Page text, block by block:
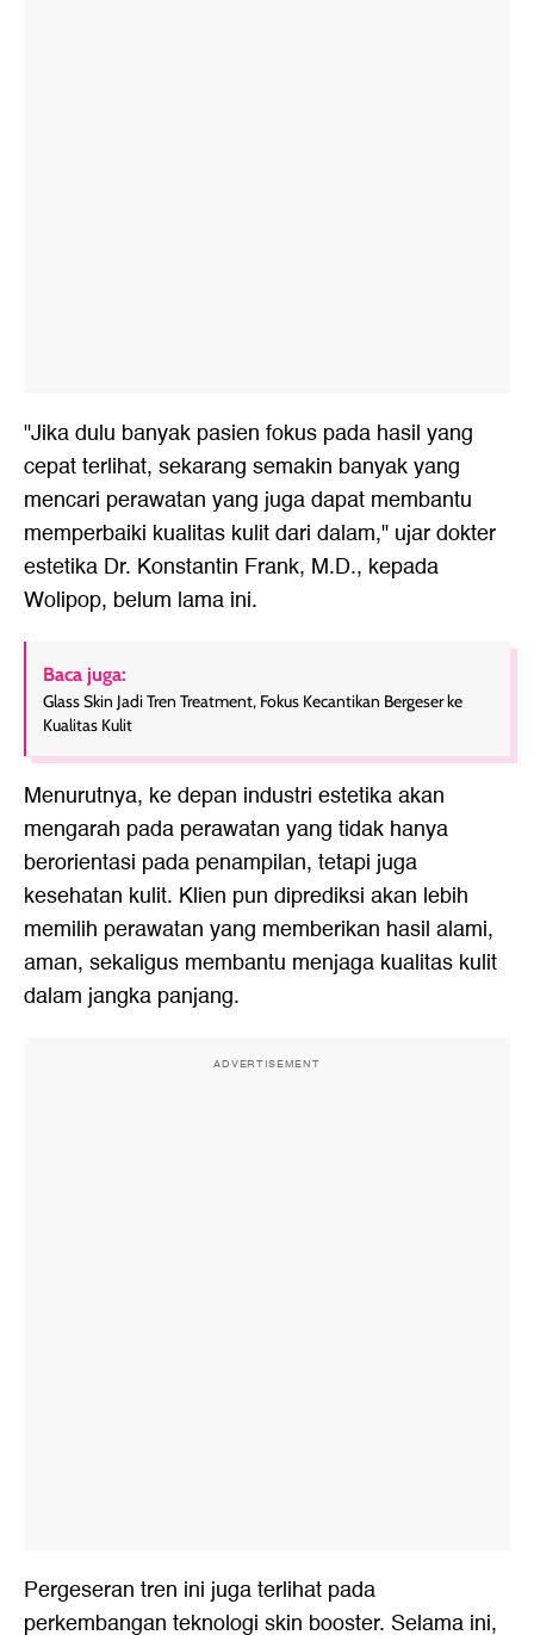
"Jika dulu banyak pasien fokus pada hasil yang
cepat terlihat, sekarang semakin banyak yang
mencari perawatan yang juga dapat membantu
memperbaiki kualitas kulit dari dalam," ujar dokter
estetika Dr. Konstantin Frank, M.D., kepada
Wolipop, belum lama ini.
Baca juga:
Glass Skin Jadi Tren Treatment, Fokus Kecantikan Bergeser ke
Kualitas Kulit
Menurutnya, ke depan industri estetika akan
mengarah pada perawatan yang tidak hanya
berorientasi pada penampilan, tetapi juga
kesehatan kulit. Klien pun diprediksi akan lebih
memilih perawatan yang memberikan hasil alami,
aman, sekaligus membantu menjaga kualitas kulit
dalam jangka panjang.
ADVERTISEMENT
Pergeseran tren ini juga terlihat pada
perkembangan teknologi skin booster. Selama ini,